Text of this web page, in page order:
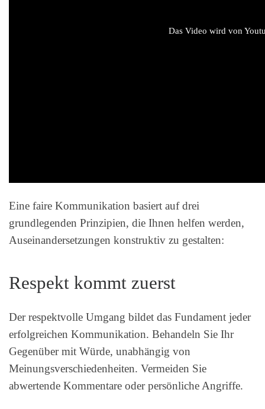
Das Video wird von
Eine faire Kommunikation basiert auf drei
grundlegenden Prinzipien, die Ihnen helfen werden,
Auseinandersetzungen konstruktiv zu gestalten:
Respekt kommt zuerst
Der respektvolle Umgang bildet das Fundament jeder
erfolgreichen Kommunikation. Behandeln Sie Ihr
Gegenüber mit Würde, unabhängig von
Meinungsverschiedenheiten. Vermeiden Sie
abwertende Kommentare oder persönliche Angriffe.